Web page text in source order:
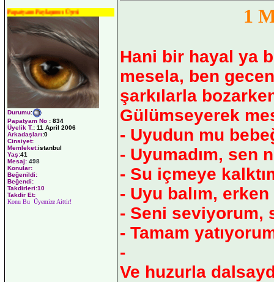
Papatyam Paylaşımcı Üyesi
Durumu:
Papatyam No : 834
Üyelik T.: 11 April 2006
Arkadaşları:0
Cinsiyet:
Memleket:istanbul
Yaş:41
Mesaj: 498
Konular:
Beğenildi:
Beğendi:
Takdirleri:10
Takdir Et:
Konu Bu Üyemize Aittir!
1
Hani bir hayal ya
mesela, ben
şarkılarla
Gülümseyerek
- Uyudun mu
- Uyumadım, sen
- Su içmeye
- Uyu balım,
- Seni seviyorum,
- Tamam
-
Ve huzurla